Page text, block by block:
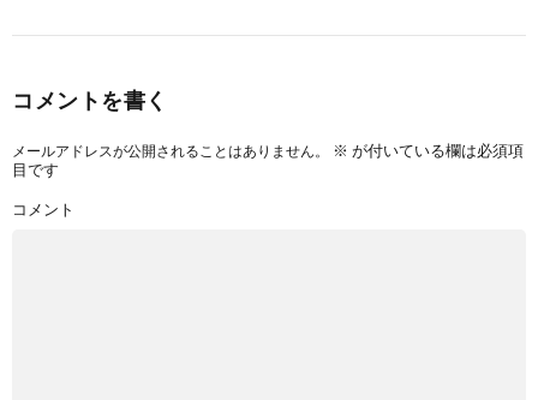
コメントを書く
メールアドレスが公開されることはありません。 ※ が付いている欄は必須項
目です
コメント